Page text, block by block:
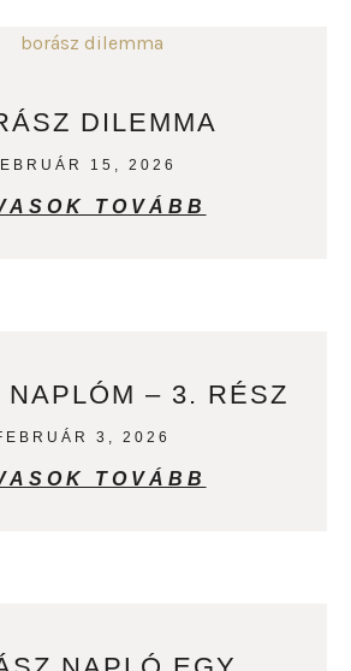
DILEMMA
15, 2026
TOVÁBB
NAPLÓM – 3. RÉSZ
3, 2026
TOVÁBB